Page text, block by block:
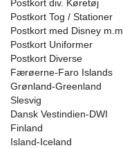
Postkort div. Køretøj
Postkort Tog / Stationer
Postkort med Disney m.m.
Postkort Uniformer
Postkort Diverse
Færøerne-Faro Islands
Grønland-Greenland
Slesvig
Dansk Vestindien-DWI
Finland
Island-Iceland